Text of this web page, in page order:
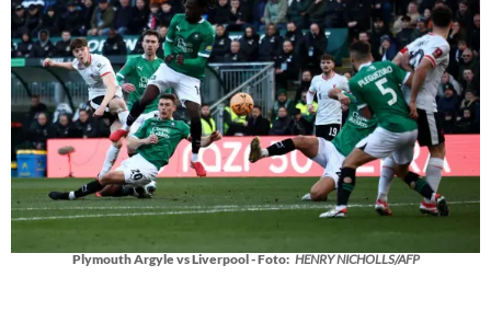
Plymouth Argyle vs Liverpool - Foto: HENRY NICHOLLS/AFP